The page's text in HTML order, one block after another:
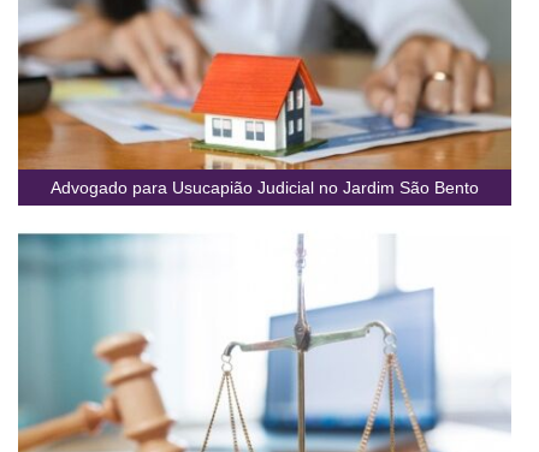
Advogado para Usucapião Judicial no Jardim São Bento